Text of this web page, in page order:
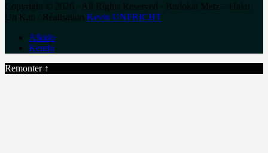
Copyright © 2026 · All Rights Reserved · Budokaï Metz – Haku
Un Kan / Réalisation Kevin UNFRICHT
Aïkido
Kendo
Remonter ↑